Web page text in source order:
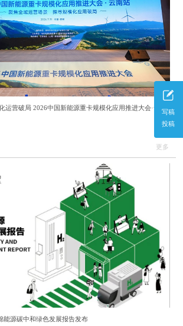
写稿
投稿
运营破局 2026中国新能源重卡规模化应用推进大会·云南
更多
能源碳中和绿色发展报告发布